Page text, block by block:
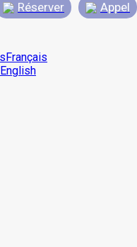
Réserver Appel
Français
English